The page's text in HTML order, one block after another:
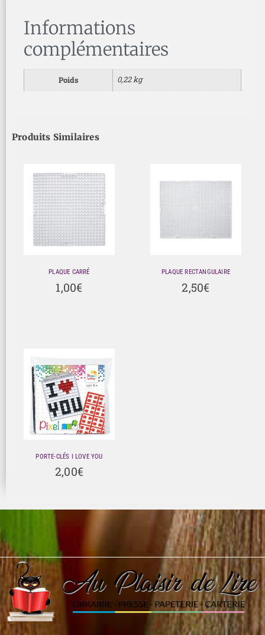
Informations
complémentaires
Poids 0,22 kg
Produits Similaires
PLAQUE CARRÉ
1,00€
PLAQUE RECTANGULAIRE
2,50€
PORTE-CLÉS I LOVE YOU
2,00€